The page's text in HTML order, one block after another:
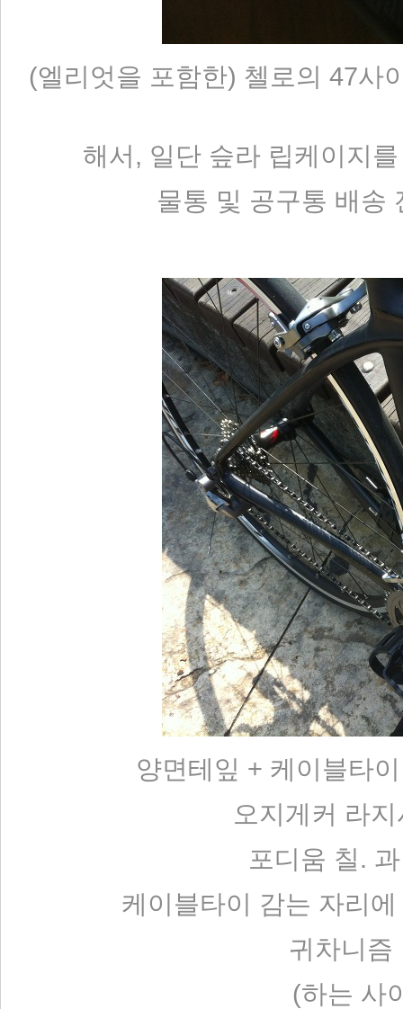
(엘리엇을 포함한) 첼로의 47사
해서, 일단 슾라 립케이지
물통 및 공구통 배송
양면테잎 + 케이블타
오지게커 라
포디움 칠.
케이블타이 감는 자리
귀차니즘
(하는 사